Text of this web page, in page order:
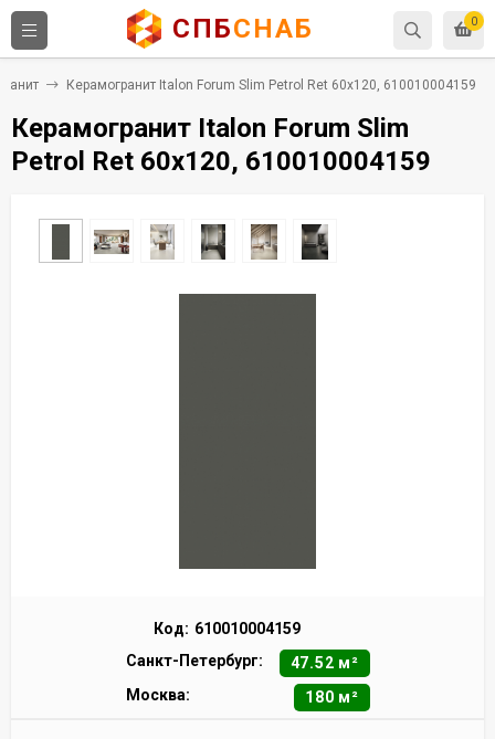
0
СПБСНАБ
Керамогранит Italon Forum Slim Petrol Ret 60x120, 610010004159
Керамогранит Italon Forum Slim
Petrol Ret 60x120, 610010004159
Код: 610010004159
Санкт-Петербург:
47.52 м²
Москва:
180 м²